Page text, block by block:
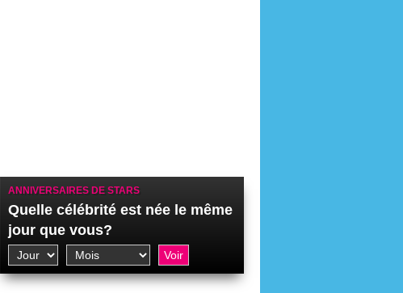
ANNIVERSAIRES DE STARS
Quelle célébrité est née le même
jour que vous?